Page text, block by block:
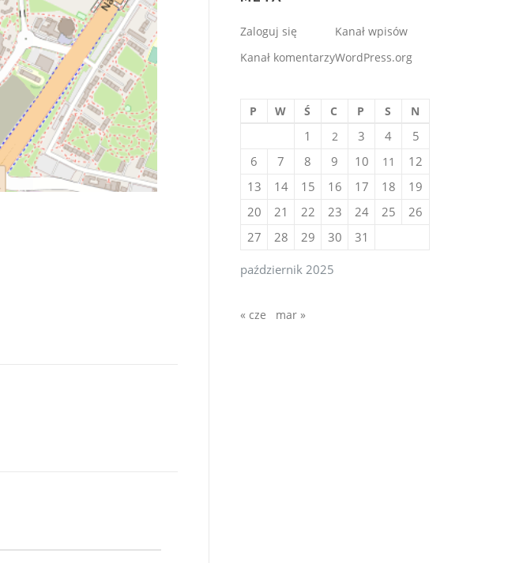
Zaloguj się
Kanał wpisów
Kanał komentarzyWordPress.org
październik 2025
P W Ś C P S N
1 2 3 4
5
6
7 8 9 10 11
12
13
14 15 16 17 18
19
20
21 22 23 24 25
26
27
28 29 30 31
« cze mar »